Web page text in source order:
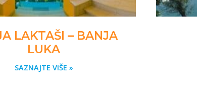
LAKTAŠI – BANJA
LUKA
SAZNAJTE VIŠE »